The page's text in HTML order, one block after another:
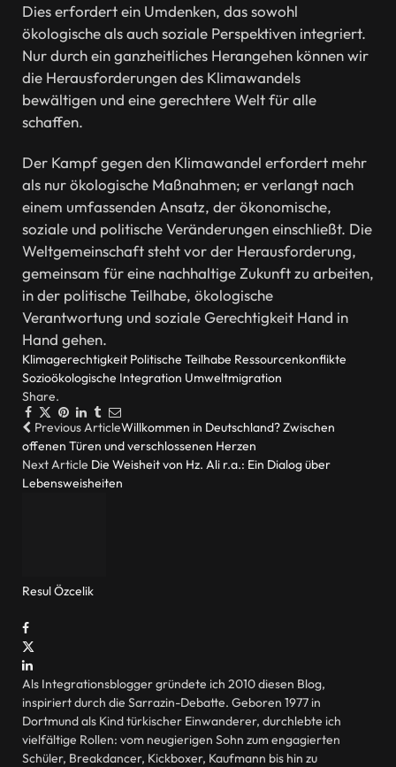
Dies erfordert ein Umdenken, das sowohl
ökologische als auch soziale Perspektiven integriert.
Nur durch ein ganzheitliches Herangehen können wir
die Herausforderungen des Klimawandels
bewältigen und eine gerechtere Welt für alle
schaffen.
Der Kampf gegen den Klimawandel erfordert mehr
als nur ökologische Maßnahmen; er verlangt nach
einem umfassenden Ansatz, der ökonomische,
soziale und politische Veränderungen einschließt. Die
Weltgemeinschaft steht vor der Herausforderung,
gemeinsam für eine nachhaltige Zukunft zu arbeiten,
in der politische Teilhabe, ökologische
Verantwortung und soziale Gerechtigkeit Hand in
Hand gehen.
Klimagerechtigkeit Politische Teilhabe Ressourcenkonflikte
Sozioökologische Integration Umweltmigration
Share.
Facebook
TwitterPinterestLinkedIn
Tumblr
Email
Previous ArticleWillkommen in Deutschland? Zwischen
offenen Türen und verschlossenen Herzen
Next Article Die Weisheit von Hz. Ali r.a.: Ein Dialog über
Lebensweisheiten
Resul Özcelik
Facebook
LinkedIn
Als Integrationsblogger gründete ich 2010 diesen Blog,
inspiriert durch die Sarrazin-Debatte. Geboren 1977 in
Dortmund als Kind türkischer Einwanderer, durchlebte ich
vielfältige Rollen: vom neugierigen Sohn zum engagierten
Schüler, Breakdancer, Kickboxer, Kaufmann bis hin zu